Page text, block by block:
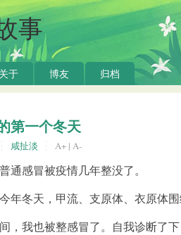
关于 博友 归档
第一个冬天
咸扯淡 A+ | A-
通感冒被疫情几年整没了。
年冬天，甲流、支原体、衣原体围
，我也被整感冒了。自我诊断了